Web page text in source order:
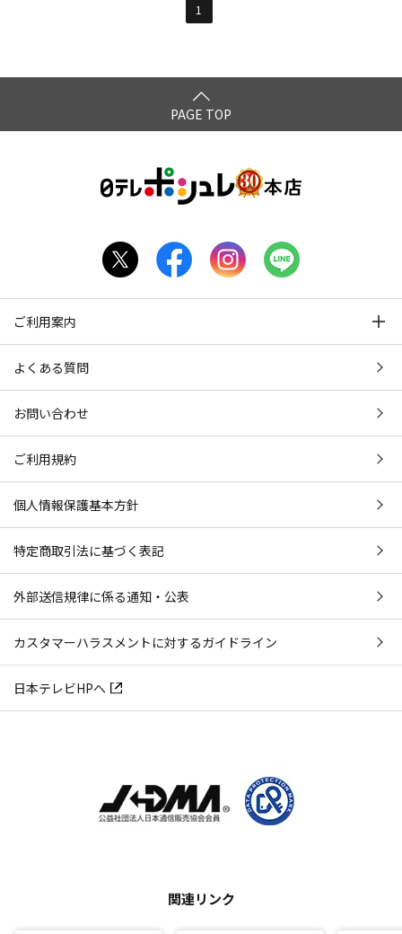
1
PAGE TOP
ご利用案内
よくある質問
お問い合わせ
ご利用規約
個人情報保護基本方針
特定商取引法に基づく表記
外部送信規律に係る通知・公表
カスタマーハラスメントに対するガイドライン
日本テレビHPへ
関連リンク